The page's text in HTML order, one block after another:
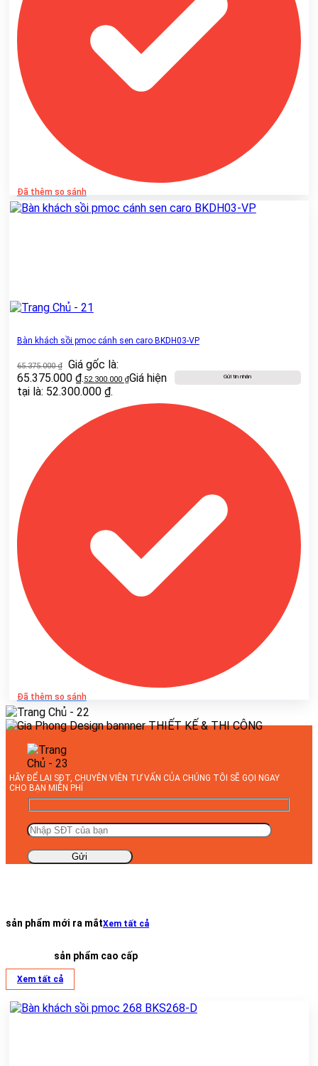
Đã thêm so sánh
Bàn khách sồi pmoc cánh sen caro BKDH03-VP
65.375.000₫
Giá gốc là:
65.375.000 ₫.52.300.000 ₫Giá hiện
tại là: 52.300.000 ₫.
Gửi tin nhắn
Đã thêm so sánh
HÃY ĐỂ LẠI SĐT, CHUYÊN VIÊN TƯ VẤN CỦA CHÚNG TÔI SẼ GỌI NGAY
CHO BẠN MIỄN PHÍ
sản phẩm mới ra mắtXem tất cả
sản phẩm cao cấp
Xem tất cả